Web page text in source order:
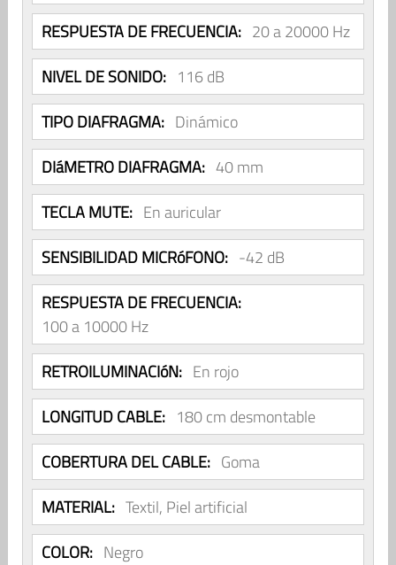
RESPUESTA DE FRECUENCIA: 20 a 20000 Hz
NIVEL DE SONIDO: 116 dB
TIPO DIAFRAGMA: Dinámico
DIáMETRO DIAFRAGMA: 40 mm
TECLA MUTE: En auricular
SENSIBILIDAD MICRóFONO: -42 dB
RESPUESTA DE FRECUENCIA:
100 a 10000 Hz
RETROILUMINACIóN: En rojo
LONGITUD CABLE: 180 cm desmontable
COBERTURA DEL CABLE: Goma
MATERIAL: Textil, Piel artificial
COLOR: Negro